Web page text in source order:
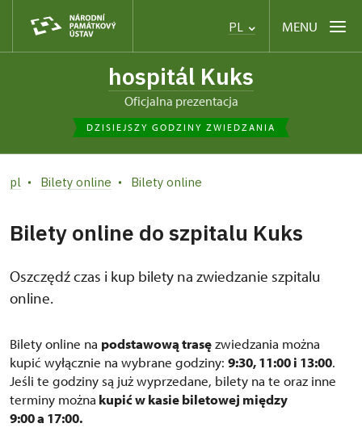
PL MENU
hospitál Kuks
Oficjalna prezentacja
DZISIEJSZY GODZINY ZWIEDZANIA
pl Bilety online Bilety online
Bilety online do szpitalu Kuks
Oszczędź czas i kup bilety na zwiedzanie szpitalu
online.
Bilety online na podstawową trasęzwiedzania można
kupić wyłącznie na wybrane godziny: 9:30, 11:00 i 13:00.
Jeśli te godziny są już wyprzedane, bilety na te oraz inne
terminy można kupić w kasie biletowej między
9:00 a 17:00.